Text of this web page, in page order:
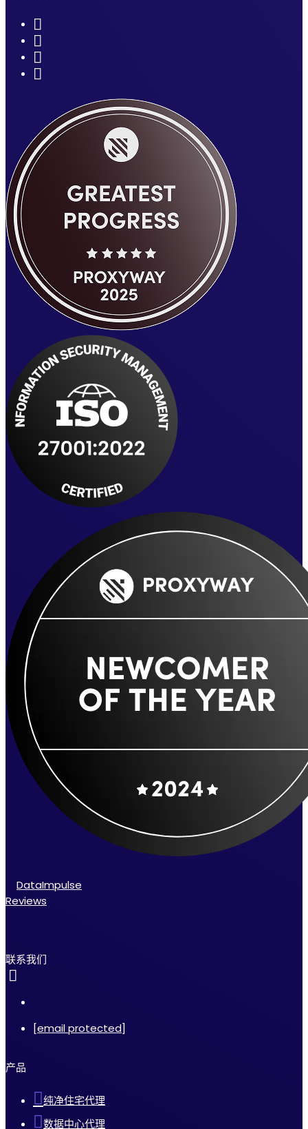
DataImpulse
Reviews
联系我们
[email protected]
产品
纯净住宅代理
数据中心代理